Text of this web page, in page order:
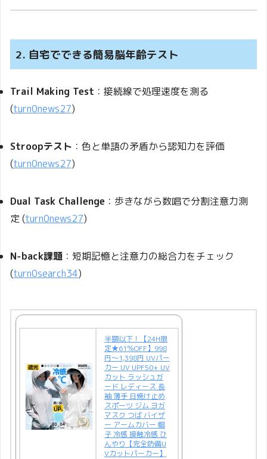
2. 自宅でできる簡易脳年齢テスト
Trail Making Test ：接続線で処理速度を測る
(turn0news27)
Stroopテスト ：色と単語の矛盾から認知力を評価
(turn0news27)
Dual Task Challenge ：歩きながら数唱で分割注意力測
定 (turn0news27)
N‑back課題 ：短期記憶と注意力の総合力をチェック
(turn0search34)
半額以下！【24H限
定★61％OFF】998
円～1,398円 UVパー
カー UV UPF50+ UV
カット ラッシュガ
ード レディース 長
袖 薄手 日焼け止め
スポーツ ジム ヨガ
マスク つば バイザ
ー アームカバー 帽
子 冷感 接触冷感 ひ
んやり【完全防備U
Vカットパーカー】